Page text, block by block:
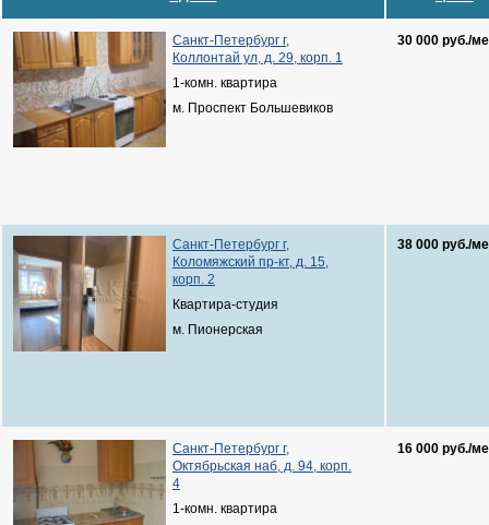
Санкт-Петербург г,
Коллонтай ул, д. 29, корп. 1
1-комн. квартира
м. Проспект Большевиков
30 000 руб./
Санкт-Петербург г,
Коломяжский пр-кт, д. 15,
корп. 2
Квартира-студия
м. Пионерская
38 000 руб./
Санкт-Петербург г,
Октябрьская наб, д. 94, корп.
4
1-комн. квартира
16 000 руб./